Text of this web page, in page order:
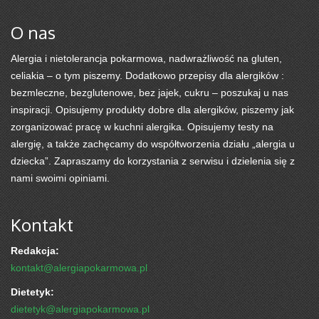
O nas
Alergia i nietolerancja pokarmowa, nadwrażliwość na gluten,
celiakia – o tym piszemy. Dodatkowo przepisy dla alergików :
bezmleczne, bezglutenowe, bez jajek, cukru – poszukaj u nas
inspiracji. Opisujemy produkty dobre dla alergików, piszemy jak
zorganizować pracę w kuchni alergika. Opisujemy testy na
alergię, a także zachęcamy do współtworzenia działu „alergia u
dziecka”. Zapraszamy do korzystania z serwisu i dzielenia się z
nami swoimi opiniami.
Kontakt
Redakcja:
kontakt@alergiapokarmowa.pl
Dietetyk:
dietetyk@alergiapokarmowa.pl